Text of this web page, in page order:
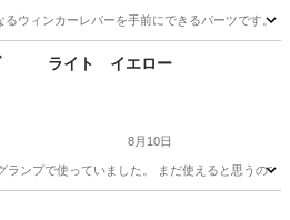
ウィンカーレバーを手前にできるパーツです。 1
その他
ライト イエロー
8月10日
ランプで使っていました。 まだ使えると思うの